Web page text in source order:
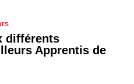
différents
Apprentis de